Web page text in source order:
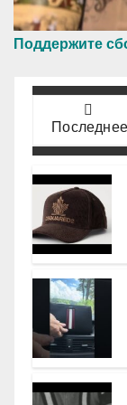
Поддержите
Последнее